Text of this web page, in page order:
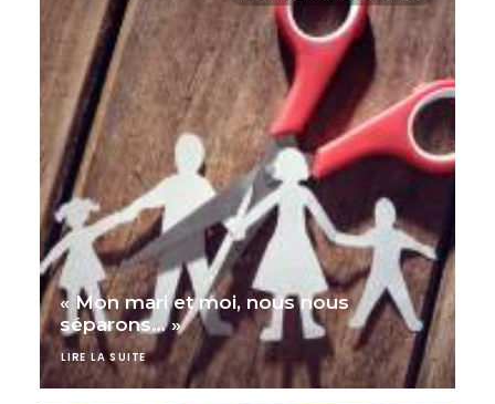
« Mon mari et moi, nous nous
séparons… »
LIRE LA SUITE